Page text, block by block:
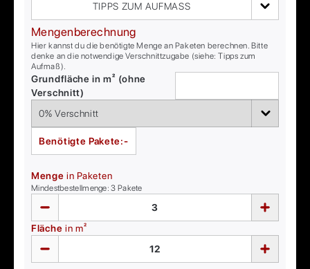
TIPPS ZUM AUFMASS
Mengenberechnung
Hier kannst du die benötigte Menge an Paketen berechnen. Bitte
denke an die notwendige Verschnittzugabe (siehe: Tipps zum
Aufmaß).
Grundfläche in m² (ohne
Verschnitt)
Benötigte Pakete:-
Menge in Paketen
Mindestbestellmenge:3 Pakete
Fläche in m²